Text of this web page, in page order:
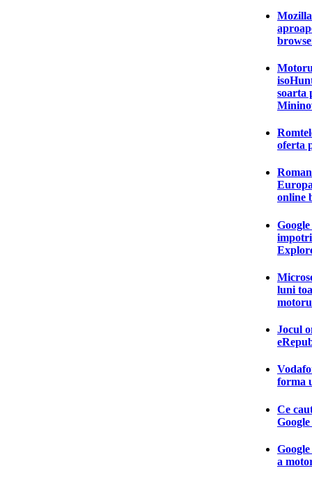
soarta
oferta
online
luni
Jocul
forma
Ce
a